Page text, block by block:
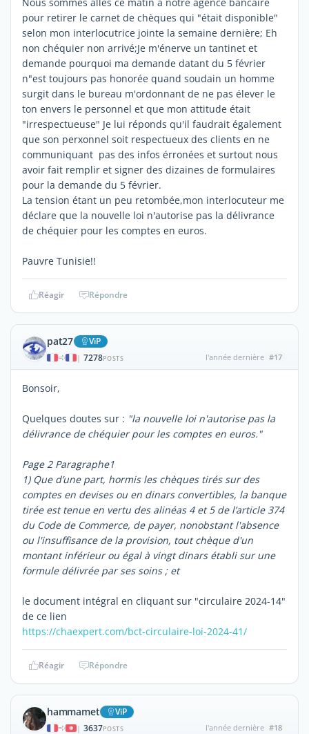
pour retirer le carnet de chèques qui "était disponible"
selon mon interlocutrice jointe la semaine dernière; Eh
non chéquier non arrivé;Je m'énerve un tantinet et
demande pourquoi ma demande datant du 5 février
n"est toujours pas honorée quand soudain un homme
surgit dans le bureau m'ordonnant de ne pas élever le
ton envers le personnel et que mon attitude était
"irrespectueuse" Je lui réponds qu'il faudrait également
que son perxonnel soit respectueux des clients en ne
communiquant pas des infos érronées et surtout nous
avoir fait remplir et signer des dizaines de formulaires
pour la demande du 5 février.
La tension étant un peu retombée,mon interlocuteur me
déclare que la nouvelle loi n'autorise pas la délivrance
de chéquier pour les comptes en euros.
Pauvre Tunisie!!
Réagir Répondre
pat27 ViP
| 7278POSTS l'année dernière #17
Bonsoir,
Quelques doutes sur : "la nouvelle loi n'autorise pas la
délivrance de chéquier pour les comptes en euros."
Page 2 Paragraphe1
1) Que d’une part, hormis les chèques tirés sur des
comptes en devises ou en dinars convertibles, la banque
tirée est tenue en vertu des alinéas 4 et 5 de l’article 374
du Code de Commerce, de payer, nonobstant l'absence
ou l'insuffisance de la provision, tout chèque d'un
montant inférieur ou égal à vingt dinars établi sur une
formule délivrée par ses soins ; et
le document intégral en cliquant sur "circulaire 2024-14"
de ce lien
https://chaexpert.com/bct-circulaire-loi-2024-41/
Réagir Répondre
hammamet ViP
| 3637POSTS l'année dernière #18